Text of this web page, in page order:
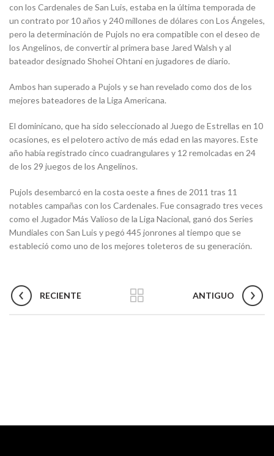
con los Cardenales de San Luis, estaba en la última temporada de
un contrato por 10 años y 240 millones de dólares con Los Ángeles,
pero la determinación de Pujols no era compatible con el deseo de
los Angelinos, de convertir al primera base Jared Walsh y al
bateador designado Shohei Ohtani en jugadores de diario.
Ambos han superado a Pujols y se han revelado como dos de los
mejores bateadores de la Liga Americana.
El dominicano, que ha sido seleccionado al Juego de Estrellas en 10
ocasiones, es el pelotero activo de más edad en las mayores. Este
año había registrado cinco cuadrangulares y 12 remolcadas en 24
de los 29 juegos de los Angelinos.
Pujols desembarcó en la costa oeste a fines de 2011 tras 11
notables campañas con los Cardenales. Fue consagrado tres veces
como el Jugador Más Valioso de la Liga Nacional, ganó dos Series
Mundiales con San Luis y pegó 445 jonrones al tiempo que se
estableció como uno de los mejores toleteros de su generación.
RECIENTE ANTIGUO